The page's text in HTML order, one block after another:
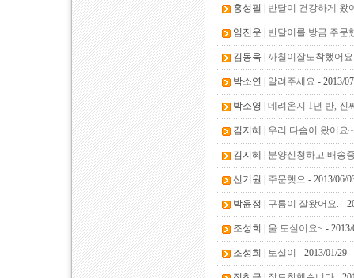
홍성필 | 반달이 건강하게 왔
임진운 | 반달이를 방금 주문
김동욱 | 까칠이잘도착했어요
박소연 | 알려주세요 - 2013/
박소영 | 데려온지 1년 반, 진
김지혜 | 우리 다솜이 왔어요
김지혜 | 분양신청하고 배송
선기원 | 주문햇으 - 2013/06/
박윤정 | 구름이 잘왔어요. -
조성희 | 울 토실이요~ -
조성희 | 토실이 - 2013/01/29